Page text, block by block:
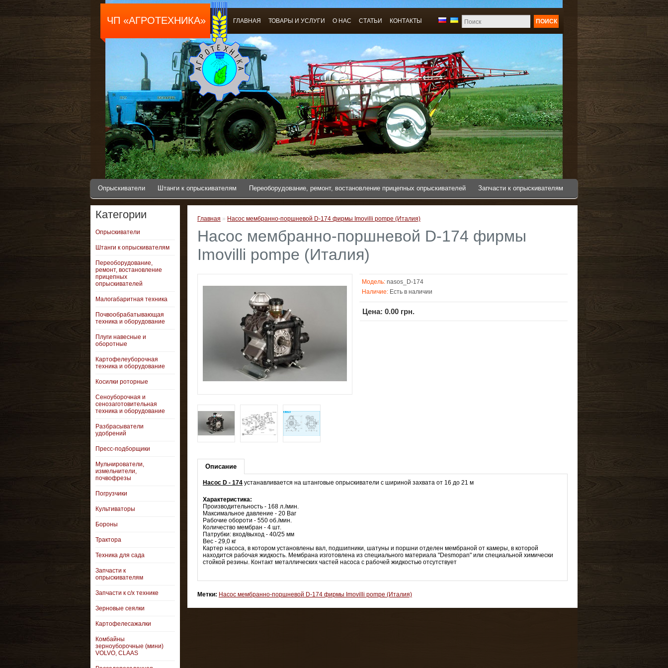
ЧП «АГРОТЕХНИКА» ГЛАВНАЯ ТОВАРЫ И УСЛУГИ О НАС СТАТЬИ КОНТАКТЫ ПОИСК
Опрыскиватели Штанги к опрыскивателям Переоборудование, ремонт, востановление прицепных опрыскивателей Запчасти к опрыскивателям
Категории
Опрыскиватели
Штанги к опрыскивателям
Переоборудование,
ремонт, востановление
прицепных
опрыскивателей
Малогабаритная техника
Почвообрабатывающая
техника и оборудование
Плуги навесные и
оборотные
Картофелеуборочная
техника и оборудование
Косилки роторные
Сеноуборочная и
сенозаготовительная
техника и оборудование
Разбрасыватели
удобрений
Пресс-подборщики
Мульчирователи,
измельчители,
почвофрезы
Погрузчики
Культиваторы
Бороны
Трактора
Техника для сада
Запчасти к
опрыскивателям
Запчасти к с/х технике
Зерновые сеялки
Картофелесажалки
Комбайны
зерноуборочные (мини)
VOLVO, CLAAS
Главная » Насос мембранно-поршневой D-174 фирмы Imovilli pompe (Италия)
Насос мембранно-поршневой D-174 фирмы
Imovilli pompe (Италия)
Модель: nasos_D-174
Наличие: Есть в наличии
Цена: 0.00 грн.
Описание
Насос D - 174 устанавливается на штанговые опрыскиватели с шириной захвата от 16 до 21 м
Характеристика:
Производительность - 168 л./мин.
Максимальное давление - 20 Bar
Рабочие обороти - 550 об./мин.
Количество мембран - 4 шт.
Патрубки: вход/выход - 40/25 мм
Вес - 29,0 кг
Картер насоса, в котором установлены вал, подшипники, шатуны и поршни отделен мембраной от камеры, в которой
находится рабочая жидкость. Мембрана изготовлена из специального материала "Desmopan" или специальной химически
стойкой резины. Контакт металлических частей насоса с рабочей жидкостью отсутствует
Метки: Насос мембранно-поршневой D-174 фирмы Imovilli pompe (Италия)